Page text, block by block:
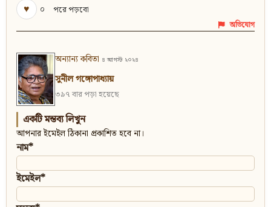
♥
০ পরে পড়বো
অভিযোগ
অন্যান্য কবিতা ৪ আগস্ট ২০২৪
সুনীল গঙ্গোপাধ্যায়
৩৯৭ বার পড়া হয়েছে
একটি মন্তব্য লিখুন
আপনার ইমেইল ঠিকানা প্রকাশিত হবে না।
নাম*
ইমেইল*